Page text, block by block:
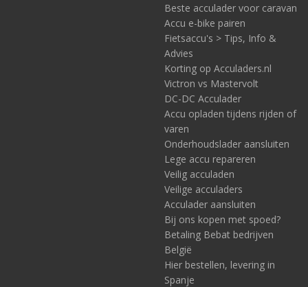
Beste acculader voor caravan
Accu e-bike pairen
Fietsaccu's > Tips, Info &
Advies
Korting op Acculaders.nl
Victron vs Mastervolt
DC-DC Acculader
Accu opladen tijdens rijden of
varen
Onderhoudslader aansluiten
Lege accu repareren
Veilig acculaden
Veilige acculaders
Acculader aansluiten
Bij ons kopen met spoed?
Betaling Bebat bedrijven
België
Hier bestellen, levering in
Spanje